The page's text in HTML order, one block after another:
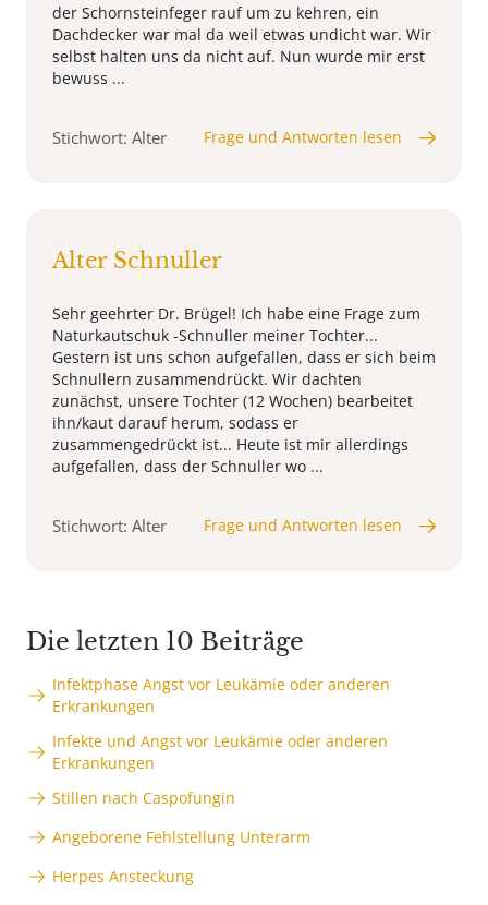
der Schornsteinfeger rauf um zu kehren, ein
Dachdecker war mal da weil etwas undicht war. Wir
selbst halten uns da nicht auf. Nun wurde mir erst
bewuss ...
Stichwort: Alter Frage und Antworten lesen
Alter Schnuller
Sehr geehrter Dr. Brügel! Ich habe eine Frage zum
Naturkautschuk -Schnuller meiner Tochter...
Gestern ist uns schon aufgefallen, dass er sich beim
Schnullern zusammendrückt. Wir dachten
zunächst, unsere Tochter (12 Wochen) bearbeitet
ihn/kaut darauf herum, sodass er
zusammengedrückt ist... Heute ist mir allerdings
aufgefallen, dass der Schnuller wo ...
Stichwort: Alter Frage und Antworten lesen
Die letzten 10 Beiträge
Infektphase Angst vor Leukämie oder anderen
Erkrankungen
Infekte und Angst vor Leukämie oder anderen
Erkrankungen
Stillen nach Caspofungin
Angeborene Fehlstellung Unterarm
Herpes Ansteckung